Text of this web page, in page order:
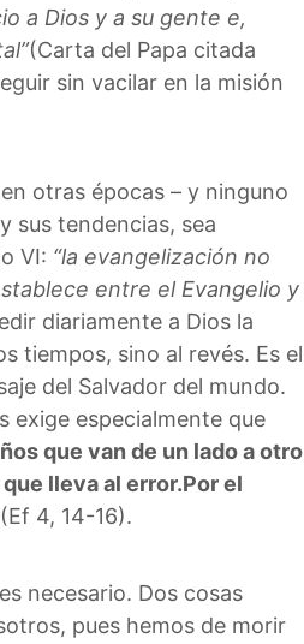
a Dios y a su gente e,
(Carta del Papa citada
sin vacilar en la misión
otras épocas – y ninguno
sus tendencias, sea
VI: “la evangelización no
entre el Evangelio y
diariamente a Dios la
tiempos, sino al revés. Es el
del Salvador del mundo.
exige especialmente que
que van de un lado a otro
lleva al error.Por el
(Ef 4, 14-16).
necesario. Dos cosas
pues hemos de morir